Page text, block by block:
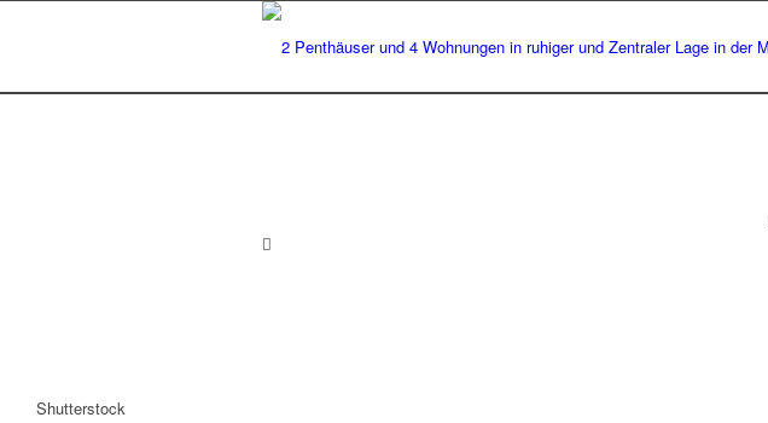
Shutterstock